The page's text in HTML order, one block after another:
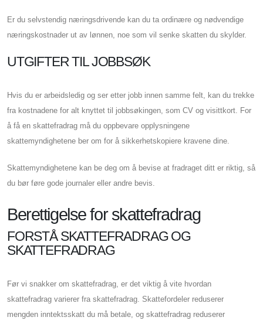
Er du selvstendig næringsdrivende kan du ta ordinære og nødvendige
næringskostnader ut av lønnen, noe som vil senke skatten du skylder.
UTGIFTER TIL JOBBSØK
Hvis du er arbeidsledig og ser etter jobb innen samme felt, kan du trekke
fra kostnadene for alt knyttet til jobbsøkingen, som CV og visittkort. For
å få en skattefradrag må du oppbevare opplysningene
skattemyndighetene ber om for å sikkerhetskopiere kravene dine.
Skattemyndighetene kan be deg om å bevise at fradraget ditt er riktig, så
du bør føre gode journaler eller andre bevis.
Berettigelse for skattefradrag
FORSTÅ SKATTEFRADRAG OG
SKATTEFRADRAG
Før vi snakker om skattefradrag, er det viktig å vite hvordan
skattefradrag varierer fra skattefradrag. Skattefordeler reduserer
mengden inntektsskatt du må betale, og skattefradrag reduserer